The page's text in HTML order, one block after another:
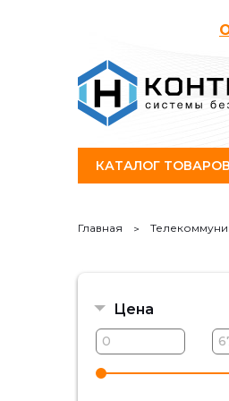
КАТАЛОГ ТОВАРОВ
Главная
Цена